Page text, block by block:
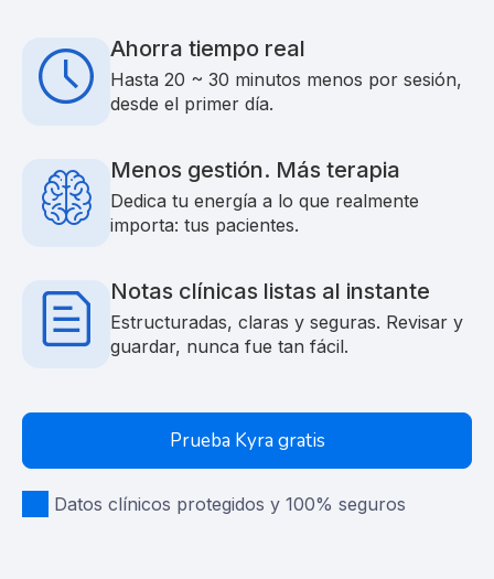
Ahorra tiempo real
Hasta 20 ~ 30 minutos menos por sesión,
desde el primer día.
Menos gestión. Más terapia
Dedica tu energía a lo que realmente
importa: tus pacientes.
Notas clínicas listas al instante
Estructuradas, claras y seguras. Revisar y
guardar, nunca fue tan fácil.
Prueba Kyra gratis
Datos clínicos protegidos y 100% seguros